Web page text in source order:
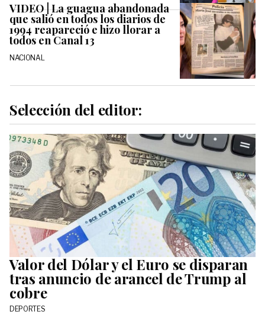
VIDEO | La guagua abandonada
que salió en todos los diarios de
1994 reapareció e hizo llorar a
todos en Canal 13
NACIONAL
Selección del editor:
Valor del Dólar y el Euro se disparan
tras anuncio de arancel de Trump al
cobre
DEPORTES